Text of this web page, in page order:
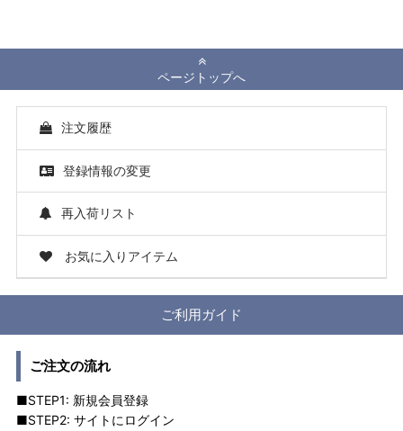
ページトップへ
注文履歴
登録情報の変更
再入荷リスト
お気に入りアイテム
ご利用ガイド
ご注文の流れ
■STEP1: 新規会員登録
■STEP2: サイトにログイン